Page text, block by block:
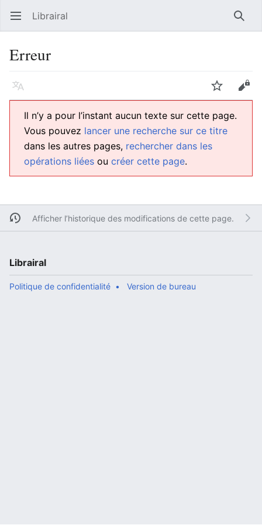
Ouvrir le menu principal Librairal
Erreur
Langue Suivre
Il n’y a pour l’instant aucun texte sur cette page.
Vous pouvez lancer une recherche sur ce titre
dans les autres pages, rechercher dans les
opérations liées ou créer cette page.
Afficher l’historique des modifications de cette page.
Librairal
Politique de confidentialité Version de bureau